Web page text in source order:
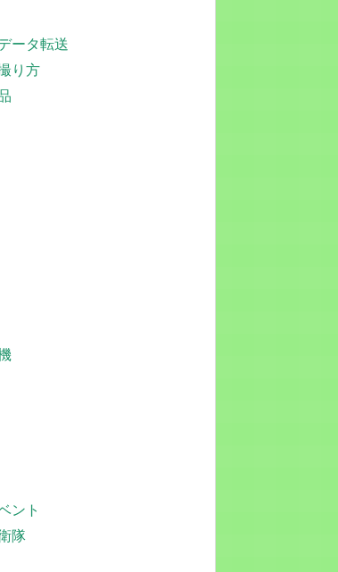
ータ転送
り方
ント
隊